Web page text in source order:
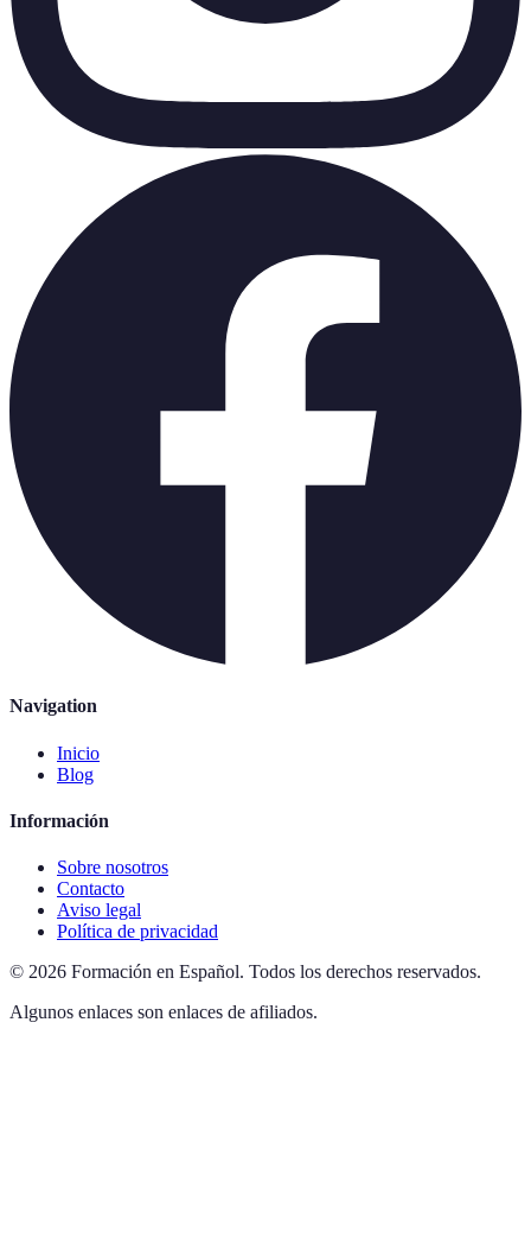
Navigation
Inicio
Blog
Información
Sobre nosotros
Contacto
Aviso legal
Política de privacidad
© 2026 Formación en Español. Todos los derechos reservados.
Algunos enlaces son enlaces de afiliados.